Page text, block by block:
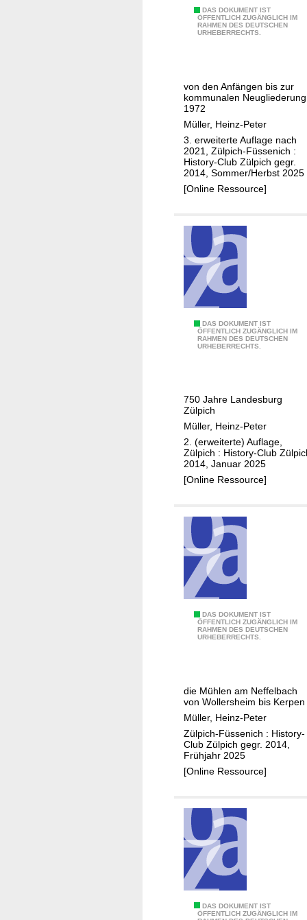
m
m
e
n
h
ö
l
l
DAS DOKUMENT IST
ÖFFENTLICH ZUGÄNGLICH IM
RAHMEN DES DEUTSCHEN
URHEBERRECHTS.
s
t
o
r
i
s
c
F
ü
s
s
e
G
e
i
c
h
von den Anfängen bis zur
kommunalen Neugliederung
1972
Müller, Heinz-Peter
3. erweiterte Auflage nach
2021, Zülpich-Füssenich :
History-Club Zülpich gegr.
2014, Sommer/Herbst 2025
[Online Ressource]
DAS DOKUMENT IST
ÖFFENTLICH ZUGÄNGLICH IM
RAHMEN DES DEUTSCHEN
URHEBERRECHTS.
s
t
o
r
i
s
h
Z
l
p
750 Jahre Landesburg
Zülpich
Müller, Heinz-Peter
2. (erweiterte) Auflage,
Zülpich : History-Club
2014, Januar 2025
[Online Ressource]
DAS DOKUMENT IST
ÖFFENTLICH ZUGÄNGLICH IM
RAHMEN DES DEUTSCHEN
URHEBERRECHTS.
d
e
r
M
ü
h
e
die Mühlen am Neffelbach
von Wollersheim bis Kerpen
Müller, Heinz-Peter
Zülpich-Füssenich : History-
Club Zülpich gegr. 2014,
Frühjahr 2025
[Online Ressource]
DAS DOKUMENT IST
ÖFFENTLICH ZUGÄNGLICH IM